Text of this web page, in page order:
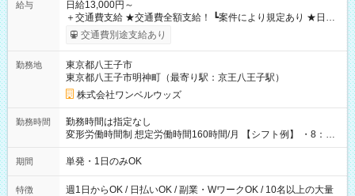
給与
日給13,000円～
＋交通費支給 ★交通費全額支給！ ┗案件により規定あり ★日払
いOK！（規定あり） ┗働いたその日に現金GET♪ お仕事後はコ
ンビニATMから 日払い分を引き落とせます！ 【試用期間】試
交通費別途支給あり
勤務地
東京都八王子市
東京都八王子市明神町（最寄り駅：京王八王子駅）
株式会社ワンベルウッズ
勤務時間
勤務時間は指定なし
変形労働時間制 想定労働時間160時間/月 【シフト例】 ・8：00
～21：00
期間 単発・1日のみOK
特徴
週1日からOK / 日払いOK / 副業・WワークOK / 10名以上の大量